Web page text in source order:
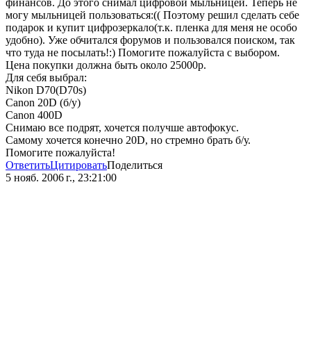
финансов. До этого снимал цифровой мыльницей. Теперь не
могу мыльницей пользоваться:(( Поэтому решил сделать себе
подарок и купит цифрозеркало(т.к. пленка для меня не особо
удобно). Уже обчитался форумов и пользовался поиском, так
что туда не посылать!:) Помогите пожалуйста с выбором.
Цена покупки должна быть около 25000р.
Для себя выбрал:
Nikon D70(D70s)
Canon 20D (б/у)
Canon 400D
Снимаю все подрят, хочется получше автофокус.
Самому хочется конечно 20D, но стремно брать б/у.
Помогите пожалуйста!
ОтветитьЦитироватьПоделиться
5 нояб. 2006 г., 23:21:00